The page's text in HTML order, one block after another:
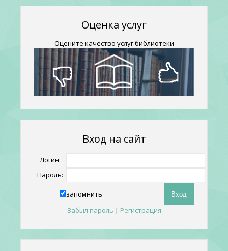
Оценка услуг
Оцените качество услуг библиотеки
Вход на сайт
Логин:
Пароль:
запомнить
Забыл пароль | Регистрация